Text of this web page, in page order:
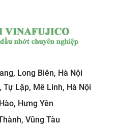
Long Biên, Hà Nội
Tự Lập, Mê Linh, Hà Nội
Hưng Yên
Vũng Tàu